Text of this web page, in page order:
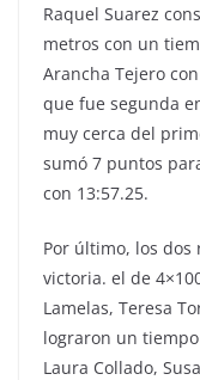
Raquel Suarez
metros con un
Arancha Tejero
que fue segunda
muy cerca del
sumó 7 puntos
con 13:57.25.
Por último, los dos
victoria. el de
Lamelas, Teresa
lograron un
Laura Collado,